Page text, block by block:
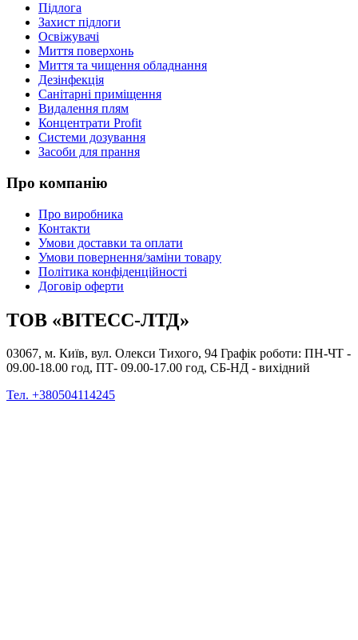
Підлога
Захист підлоги
Освіжувачі
Миття поверхонь
Миття та чищення обладнання
Дезінфекція
Санітарні приміщення
Видалення плям
Концентрати Profit
Системи дозування
Засоби для прання
Про компанію
Про виробника
Контакти
Умови доставки та оплати
Умови повернення/заміни товару
Політика конфіденційності
Договір оферти
ТОВ «ВІТЕСС-ЛТД»
03067, м. Київ, вул. Олекси Тихого, 94 Графік роботи: ПН-ЧТ -
09.00-18.00 год, ПТ- 09.00-17.00 год, СБ-НД - вихідний
Тел. +380504114245